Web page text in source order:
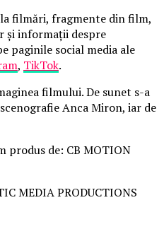
filmări, fragmente din film,
și informații despre
paginile social media ale
, TikTok.
filmului. De sunet s-a
Anca Miron, iar de
produs de: CB MOTION
MEDIA PRODUCTIONS